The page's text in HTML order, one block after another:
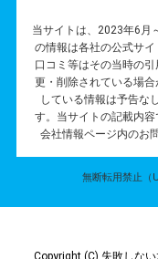
当サイトは、2023年6月
の情報は各社の公式サ
口コミ等はその当時の
更・削除されている場
している情報は予告な
す。当サイトの記載内
会社情報ページ内のお
無断転用禁止
Copyright (C) 失敗しな